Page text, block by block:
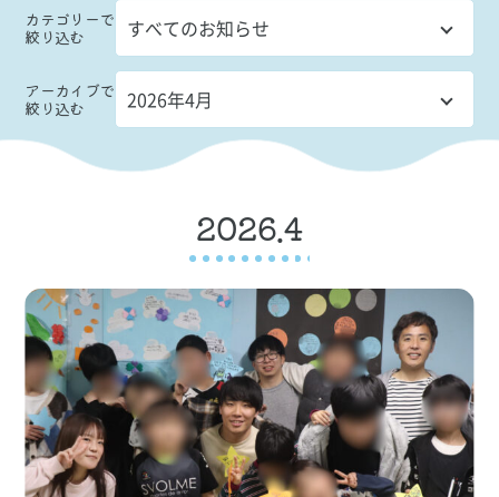
カテゴリーで
絞り込む
アーカイブで
絞り込む
2026.4